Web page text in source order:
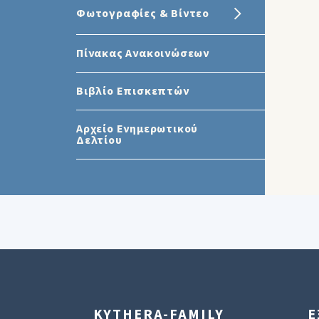
Φωτογραφίες & Βίντεο
Πίνακας Ανακοινώσεων
Βιβλίο Επισκεπτών
Αρχείο Ενημερωτικού
Δελτίου
KYTHERA-FAMILY